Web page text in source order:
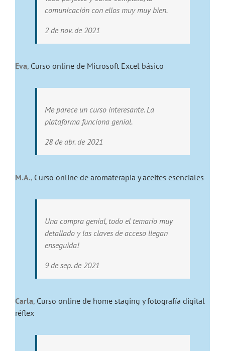
comunicación con ellos muy muy bien.
2 de nov. de 2021
Eva, Curso online de Microsoft Excel básico
Me parece un curso interesante. La
plataforma funciona genial.
28 de abr. de 2021
M.A., Curso online de aromaterapia y aceites esenciales
Una compra genial, todo el temario muy
detallado y las claves de acceso llegan
enseguida!
9 de sep. de 2021
Carla, Curso online de home staging y fotografía digital
réflex